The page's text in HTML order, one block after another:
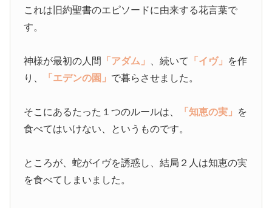
これは旧約聖書のエピソードに由来する花言葉で
す。
神様が最初の人間 「アダム」 、続いて 「イヴ」 を作
り、
「エデンの園」 で暮らさせました。
そこにあるたった１つのルールは、 「知恵の実」 を
食べてはいけない、というものです。
ところが、蛇がイヴを誘惑し、結局２人は知恵の実
を食べてしまいました。